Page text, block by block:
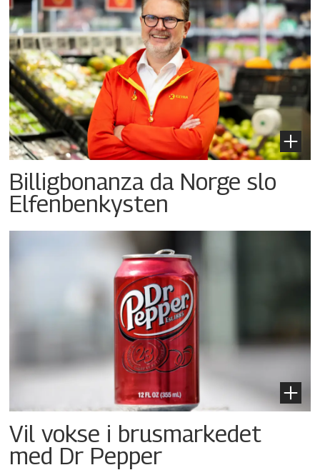
Billigbonanza da Norge slo
Elfenbenkysten
Vil vokse i brusmarkedet
med Dr Pepper